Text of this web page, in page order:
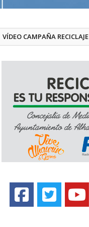
VÍDEO CAMPAÑA RECICLAJE